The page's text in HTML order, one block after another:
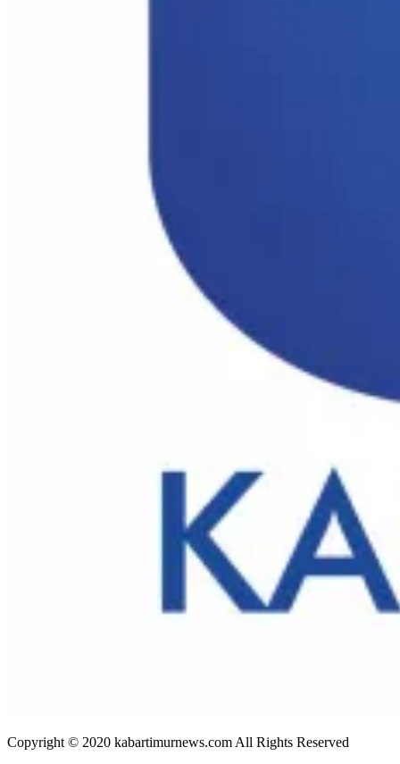
Copyright © 2020 kabartimurnews.com All Rights Reserved